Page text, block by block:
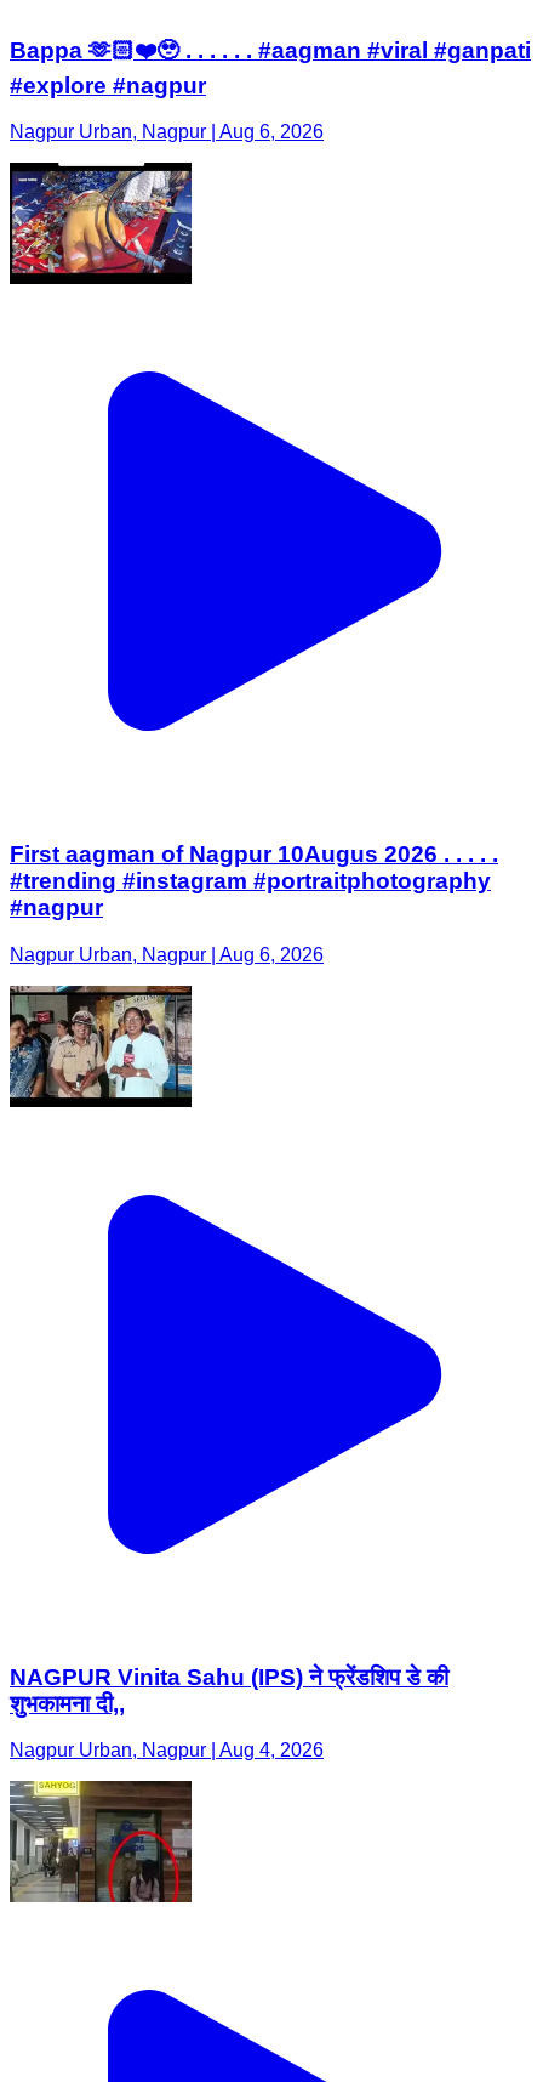
Bappa 🫶🏻❤️🥹 . . . . . . #aagman #viral #ganpati
#explore #nagpur
Nagpur Urban, Nagpur | Aug 6, 2026
First aagman of Nagpur 10Augus 2026 . . . . .
#trending #instagram #portraitphotography
#nagpur
Nagpur Urban, Nagpur | Aug 6, 2026
NAGPUR Vinita Sahu (IPS) ने फ्रेंडशिप डे की
शुभकामना दी,,
Nagpur Urban, Nagpur | Aug 4, 2026